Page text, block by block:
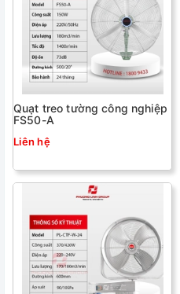
Quạt treo tường công nghiệp
FS50-A
Liên hệ